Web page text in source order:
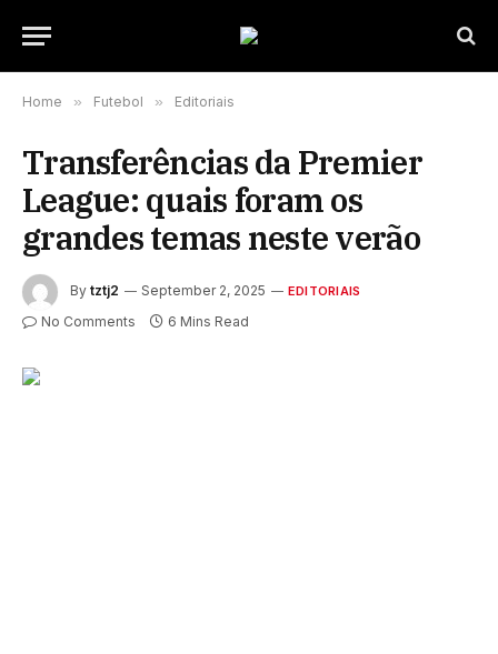
Home » Futebol » Editoriais
Transferências da Premier
League: quais foram os
grandes temas neste verão
By tztj2 September 2, 2025 EDITORIAIS
No Comments 6 Mins Read